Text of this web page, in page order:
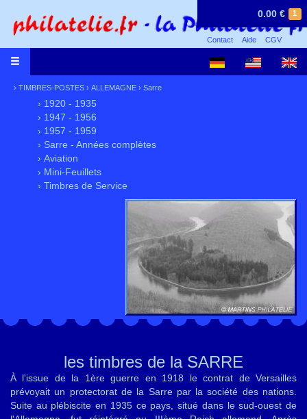
1
0.00 €
Contact Aide CGV
› TIMBRES-POSTES › ALLEMAGNE › Sarre
› 1920 - 1935
› 1947 - 1956
› 1957 - 1959
› Sarre - Années complètes
› Aviation
› Mini-Feuillets
› Timbres de Service
les timbres de la SARRE
À l'issue de la 1ère guerre en 1918 le contrat de Versailles
prévoyait un protectorat de la Sarre par la société des nations.
Suite au plébiscite en 1935 ce pays, situé dans le sud-ouest de